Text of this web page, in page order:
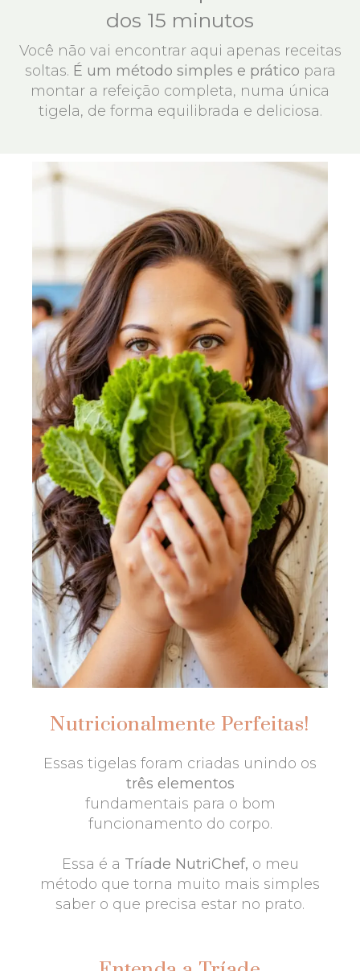
dos 15 minutos
Você não vai encontrar aqui apenas receitas
soltas. É um método simples e prático para
montar a refeição completa, numa única
tigela, de forma equilibrada e deliciosa.
Nutricionalmente Perfeitas!
Essas tigelas foram criadas unindo os
três elementos
fundamentais para o bom
funcionamento do corpo.
Essa é a Tríade NutriChef, o meu
método que torna muito mais simples
saber o que precisa estar no prato.